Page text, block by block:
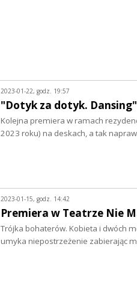
2023-01-22, godz. 19:57
"Dotyk za dotyk. Dansing"
Kolejna premiera w ramach
2023 roku) na deskach, a tak
2023-01-15, godz. 14:42
Premiera w Teatrze Nie
Trójka bohaterów. Kobieta i dwóch
umyka niepostrzeżenie zabierając